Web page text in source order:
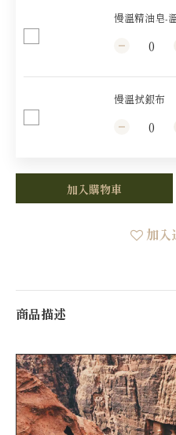
慢溫精油皂-
慢溫拭銀布
加入購物車
加入
商品描述